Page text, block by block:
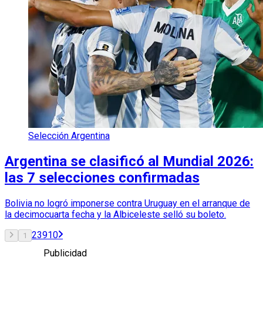
Selección Argentina
Argentina se clasificó al Mundial 2026:
las 7 selecciones confirmadas
Bolivia no logró imponerse contra Uruguay en el arranque de
la decimocuarta fecha y la Albiceleste selló su boleto.
1 23910
Publicidad